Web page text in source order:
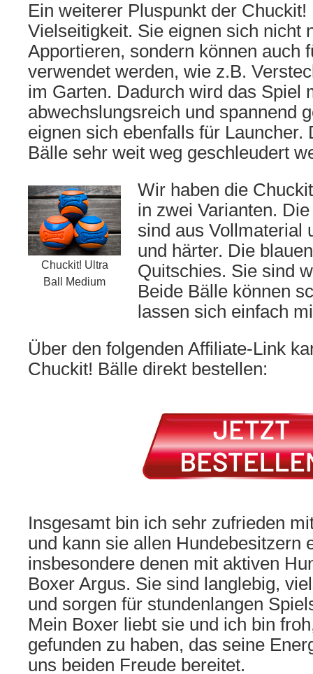
Ein weiterer Pluspunkt der Chuckit!
Vielseitigkeit. Sie eignen sich nicht
Apportieren, sondern können auch
verwendet werden, wie z.B.
im Garten. Dadurch wird das Spiel
abwechslungsreich und spannend
eignen sich ebenfalls für Launcher.
Bälle sehr weit weg geschleudert
Chuckit! Ultra
Ball Medium
Wir haben die
in zwei Varianten.
sind aus Vollmaterial
und härter. Die
Quitschies. Sie sind
Beide Bälle können
lassen sich einfach
Über den folgenden Affiliate-Link
Chuckit! Bälle direkt bestellen:
Insgesamt bin ich sehr zufrieden
und kann sie allen Hundebesitzern
insbesondere denen mit aktiven
Boxer Argus. Sie sind langlebig,
und sorgen für stundenlangen
Mein Boxer liebt sie und ich bin
gefunden zu haben, das seine
uns beiden Freude bereitet.